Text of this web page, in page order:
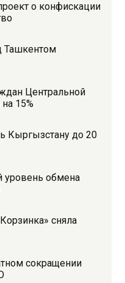
о конфискации
Ташкентом
Центральной
15%
Кыргызстану до 20
уровень обмена
сняла
сокращении